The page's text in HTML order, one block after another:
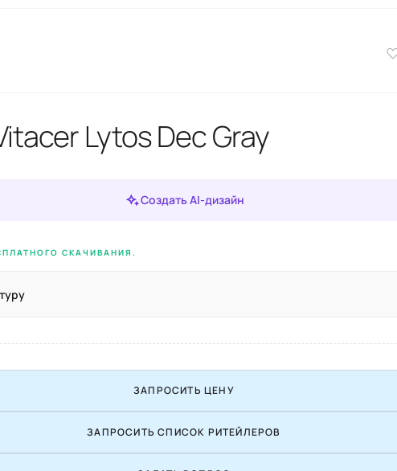
Lytos Dec Gray
Создать AI-дизайн
СКАЧИВАНИЯ.
ЗАПРОСИТЬ ЦЕНУ
ЗАПРОСИТЬ СПИСОК РИТЕЙЛЕРОВ